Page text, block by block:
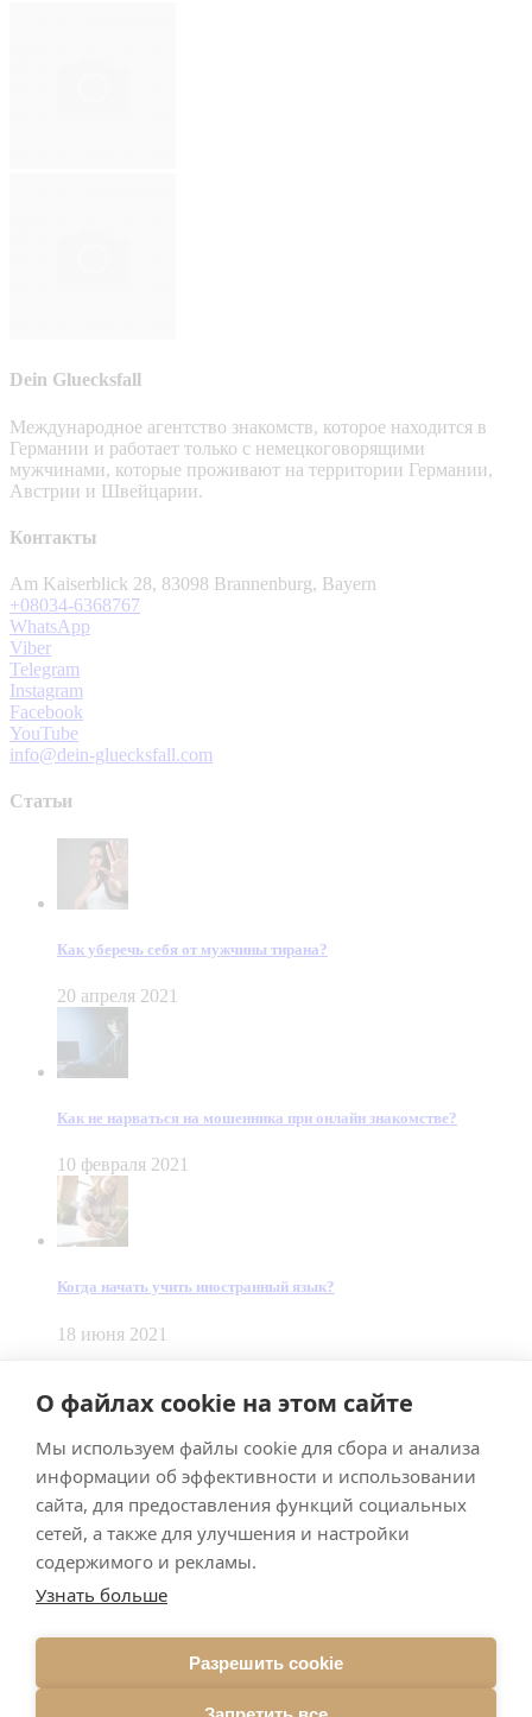
О файлах cookie на этом сайте
Мы используем файлы cookie для сбора и анализа
информации об эффективности и использовании
сайта, для предоставления функций социальных
сетей, а также для улучшения и настройки
содержимого и рекламы.
Узнать больше
Разрешить cookie
Dein Gluecksfall
Международное агентство знакомств, которое находится в
Германии и работает только с немецкоговорящими
мужчинами, которые проживают на территории Германии,
Австрии и Швейцарии.
Контакты
Am Kaiserblick 28, 83098 Brannenburg, Bayern
+08034-6368767
WhatsApp
Viber
Telegram
Instagram
Facebook
YouTube
info@dein-gluecksfall.com
Статьи
Как уберечь себя от мужчины тирана?
20 апреля 2021
Как не нарваться на мошенника при онлайн знакомстве?
10 февраля 2021
Когда начать учить иностранный язык?
18 июня 2021
Made bySmart Team
ImpressumDatenschutz
Подписывайтесь на меня в Телеграм
Подписаться